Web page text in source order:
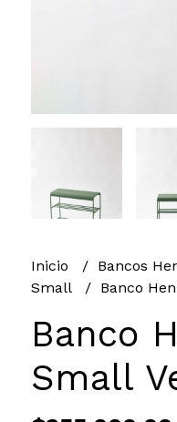
Inicio Bancos
Small
Banco
Banco
Small